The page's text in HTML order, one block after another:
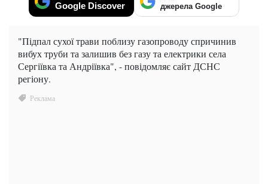
Google Discover джерела Google
"Підпал сухої трави поблизу газопроводу спричинив
вибух труби та залишив без газу та електрики села
Сергіївка та Андріївка", - повідомляє сайт ДСНС
регіону.